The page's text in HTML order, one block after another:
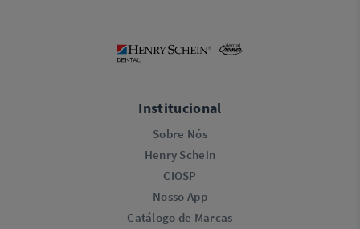
Institucional
Sobre Nós
Henry Schein
CIOSP
Nosso App
Catálogo de Marcas